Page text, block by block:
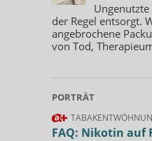
der Regel entsorgt.
angebrochene
von Tod,
PORTRÄT
FAQ: Nikotin auf